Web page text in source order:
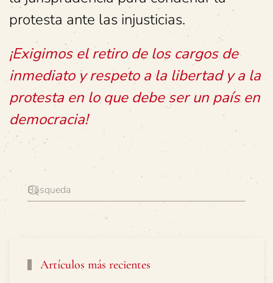
protesta ante las injusticias.
¡Exigimos el retiro de los cargos de
inmediato y respeto a la libertad y a la
protesta en lo que debe ser un país en
democracia!
Artículos más recientes